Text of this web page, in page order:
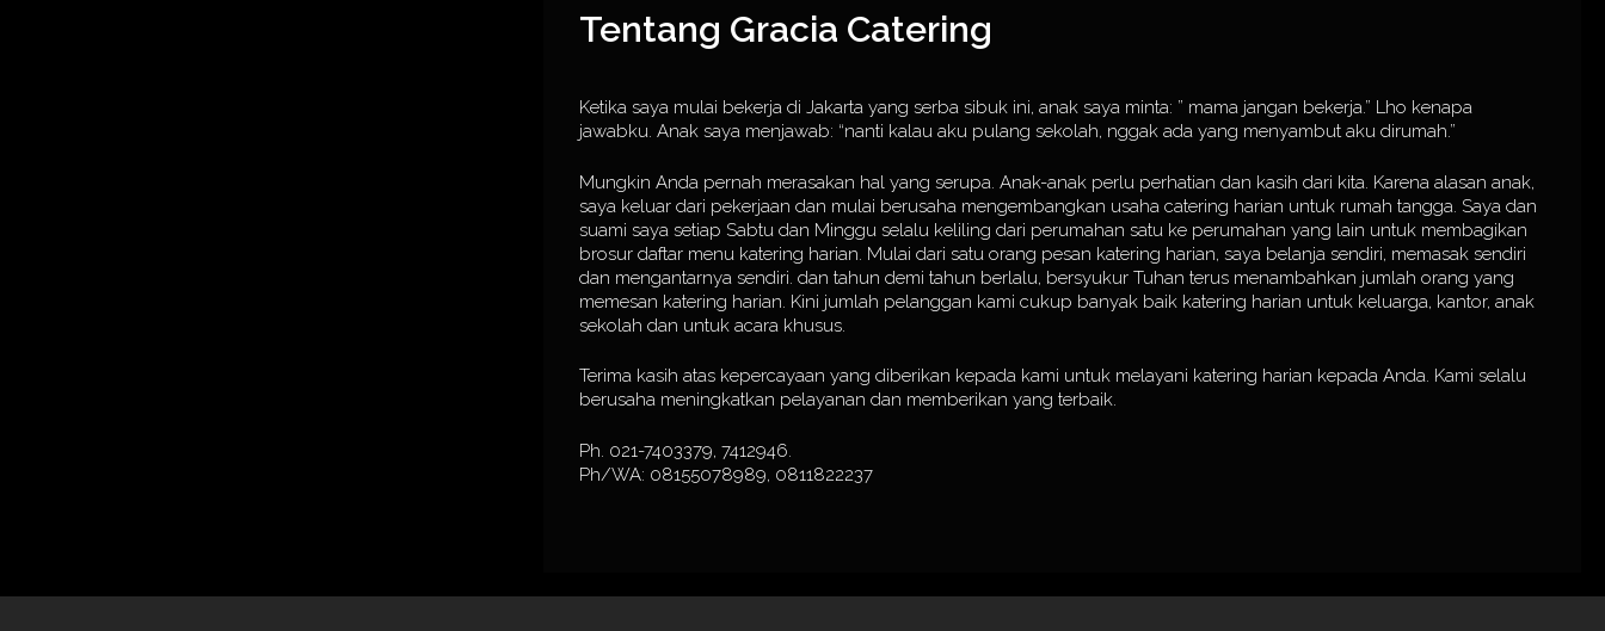
Tentang Gracia Catering
Ketika saya mulai bekerja di Jakarta yang serba sibuk ini, anak saya minta: ” mama jangan bekerja.” Lho kenapa
jawabku. Anak saya menjawab: “nanti kalau aku pulang sekolah, nggak ada yang menyambut aku dirumah.”
Mungkin Anda pernah merasakan hal yang serupa. Anak-anak perlu perhatian dan kasih dari kita. Karena alasan anak,
saya keluar dari pekerjaan dan mulai berusaha mengembangkan usaha catering harian untuk rumah tangga. Saya dan
suami saya setiap Sabtu dan Minggu selalu keliling dari perumahan satu ke perumahan yang lain untuk membagikan
brosur daftar menu katering harian. Mulai dari satu orang pesan katering harian, saya belanja sendiri, memasak sendiri
dan mengantarnya sendiri. dan tahun demi tahun berlalu, bersyukur Tuhan terus menambahkan jumlah orang yang
memesan katering harian. Kini jumlah pelanggan kami cukup banyak baik katering harian untuk keluarga, kantor, anak
sekolah dan untuk acara khusus.
Terima kasih atas kepercayaan yang diberikan kepada kami untuk melayani katering harian kepada Anda. Kami selalu
berusaha meningkatkan pelayanan dan memberikan yang terbaik.
Ph. 021-7403379, 7412946.
Ph/WA: 08155078989, 0811822237